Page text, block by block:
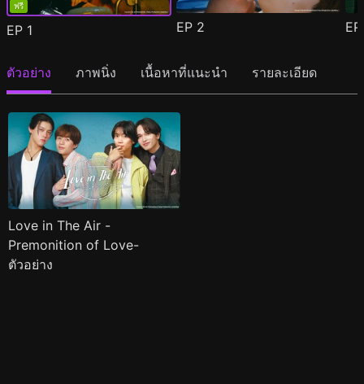
ฟรี
EP 1 EP 2
ตัวอย่าง ภาพนิ่ง เนื้อหาที่แนะนำ รายละเอียด
Love in The Air -
Premonition of Love-
ตัวอย่าง